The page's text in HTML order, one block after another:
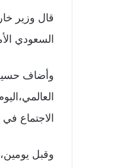
قال وزير
السعودي
وأضاف
الاجتماع
وقبل